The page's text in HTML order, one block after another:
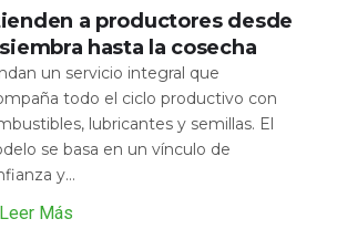
a productores desde
siembra hasta la cosecha
un servicio integral que
todo el ciclo productivo con
lubricantes y semillas. El
se basa en un vínculo de
y...
Leer Más